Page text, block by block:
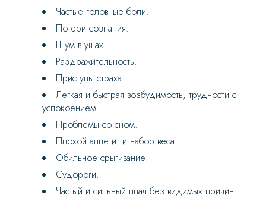
Частые головные боли.
Потери сознания.
Шум в ушах.
Раздражительность.
Приступы страха.
Легкая и быстрая возбудимость, трудности с
успокоением.
Проблемы со сном.
Плохой аппетит и набор веса.
Обильное срыгивание.
Судороги.
Частый и сильный плач без видимых причин.